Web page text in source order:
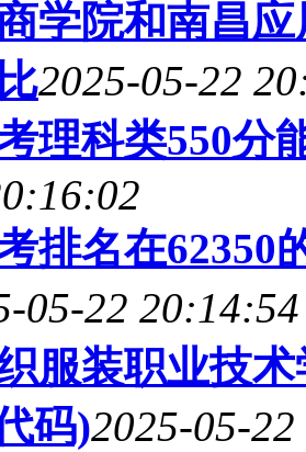
学院和南昌
2025-05-22
理科类550分
排名在62350
05-22 20:14:54
服装职业技
码)2025-05-